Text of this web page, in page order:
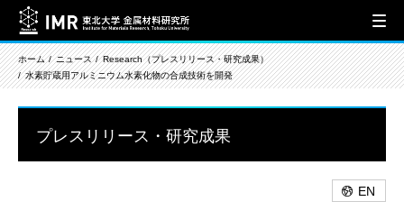
ホーム ニュース
Research（プレスリリース・研究成果）
水素貯蔵用アルミニウム水素化物の合成技術を開発
プレスリリース・研究成果
EN